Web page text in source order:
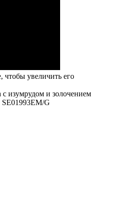
чтобы увеличить его
с изумрудом и золочением
G